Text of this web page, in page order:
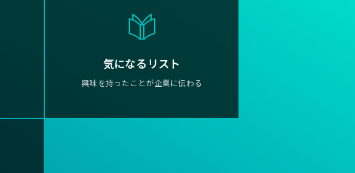
気になるリスト
興味を持ったことが企業に伝わる